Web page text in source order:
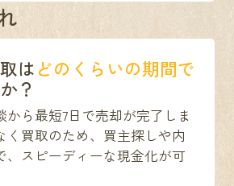
はどのくらいの期間で
？
から最短7日で売却が完了しま
く買取のため、買主探しや内
、スピーディーな現金化が可